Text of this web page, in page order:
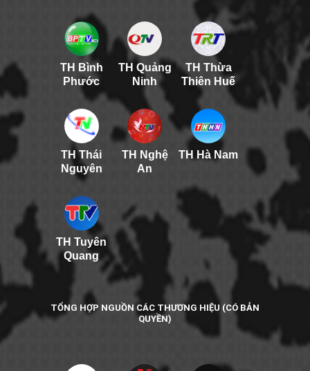
TH Bình
Phước
TH Quảng
Ninh
TH Thừa
Thiên Huế
TH Thái
Nguyên
TH Nghệ
An
TH Hà Nam
TH Tuyên
Quang
TỔNG HỢP NGUỒN CÁC THƯƠNG HIỆU (CÓ BẢN
QUYỀN)